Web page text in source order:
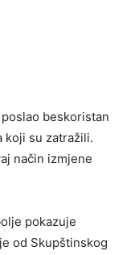
beskoristan
koji su zatražili.
način izmjene
pokazuje
od Skupštinskog